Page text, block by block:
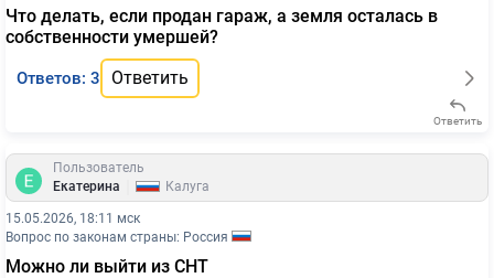
Что делать, если продан гараж, а земля осталась в
собственности умершей?
Ответов: 3 Ответить
Ответить
Пользователь
Екатерина
Калуга
15.05.2026, 18:11 мск
Вопрос по законам страны: Россия
Можно ли выйти из СНТ